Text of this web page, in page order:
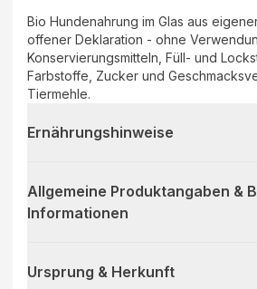
Bio Hundenahrung im Glas aus
offener Deklaration - ohne
Konservierungsmitteln, Füll- und
Farbstoffe, Zucker und
Tiermehle.
Ernährungshinweise
Allgemeine Produktangaben &
Informationen
Ursprung & Herkunft